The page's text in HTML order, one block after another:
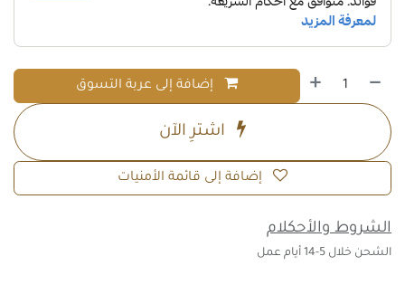
إضافة إلى عربة التسوق
اشترِ الآن
إضافة إلى قائمة الأمنيات
الشروط والأحكلام
الشحن خلال 5-14 أيام عمل